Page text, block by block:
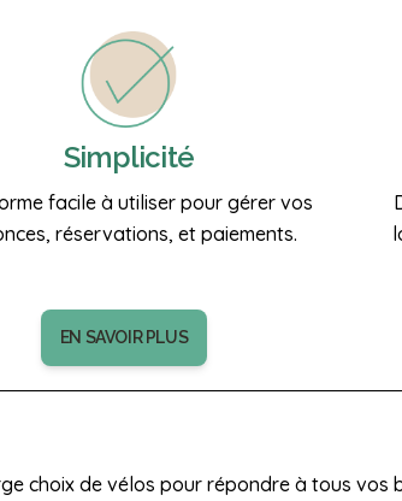
Simplicité
facile à utiliser pour gérer vos
réservations, et paiements.
EN SAVOIR PLUS
choix de vélos pour répondre à tous vos